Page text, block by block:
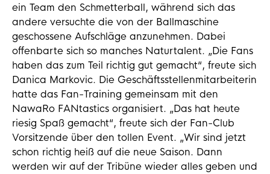
ein Team den Schmetterball, während sich das
andere versuchte die von der Ballmaschine
geschossene Aufschläge anzunehmen. Dabei
offenbarte sich so manches Naturtalent. „Die Fans
haben das zum Teil richtig gut gemacht“, freute sich
Danica Markovic. Die Geschäftsstellenmitarbeiterin
hatte das Fan-Training gemeinsam mit den
NawaRo FANtastics organisiert. „Das hat heute
riesig Spaß gemacht“, freute sich der Fan-Club
Vorsitzende über den tollen Event. „Wir sind jetzt
schon richtig heiß auf die neue Saison. Dann
werden wir auf der Tribüne wieder alles geben und